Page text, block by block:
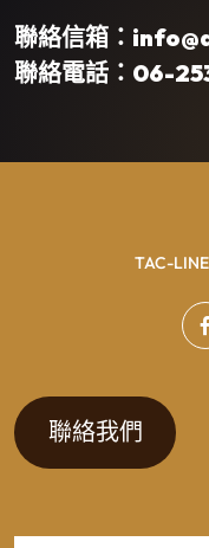
聯絡信箱：
聯絡電話：06-
TAC-
聯絡我們